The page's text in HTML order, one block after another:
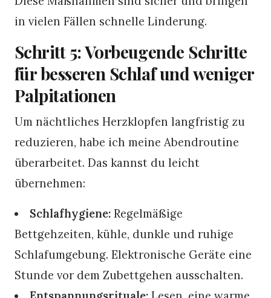
in vielen Fällen schnelle Linderung.
Schritt 5: Vorbeugende Schritte
für besseren Schlaf und weniger
Palpitationen
Um nächtliches Herzklopfen langfristig zu
reduzieren, habe ich meine Abendroutine
überarbeitet. Das kannst du leicht
übernehmen:
Schlafhygiene: Regelmäßige
Bettgehzeiten, kühle, dunkle und ruhige
Schlafumgebung. Elektronische Geräte eine
Stunde vor dem Zubettgehen ausschalten.